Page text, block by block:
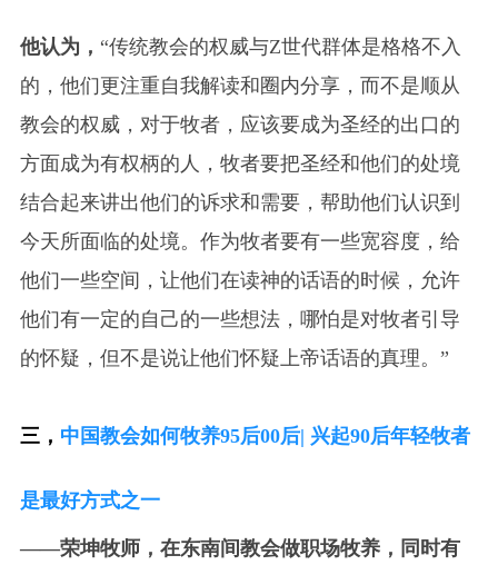
他认为， “传统教会的权威与Z世代群体是格格不入
的，他们更注重自我解读和圈内分享，而不是顺从
教会的权威，对于牧者，应该要成为圣经的出口的
方面成为有权柄的人，牧者要把圣经和他们的处境
结合起来讲出他们的诉求和需要，帮助他们认识到
今天所面临的处境。作为牧者要有一些宽容度，给
他们一些空间，让他们在读神的话语的时候，允许
他们有一定的自己的一些想法，哪怕是对牧者引导
的怀疑，但不是说让他们怀疑上帝话语的真理。”
三， 中国教会如何牧养95后00后| 兴起90后年轻牧者
是最好方式之一
——荣坤牧师，在东南间教会做职场牧养，同时有